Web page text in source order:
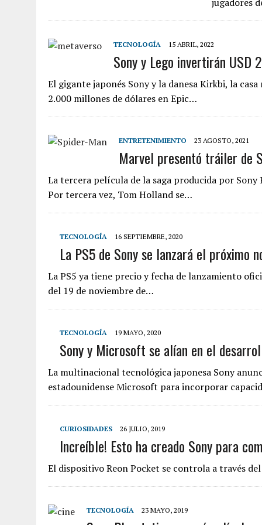
TECNOLOGÍA 15 ABRIL, 2022
Sony y Lego invertirán USD
El gigante japonés Sony y la danesa Kirkbi, la
2.000 millones de dólares en Epic…
ENTRETENIMIENTO 23 AGOSTO, 2021
Marvel presentó tráiler de
La tercera película de la saga producida por
Por tercera vez, Tom Holland se…
TECNOLOGÍA 16 SEPTIEMBRE, 2020
La PS5 de Sony se lanzará el próximo
La PS5 ya tiene precio y fecha de lanzamiento
del 19 de noviembre de…
TECNOLOGÍA 19 MAYO, 2020
Sony y Microsoft se alían en el
La multinacional tecnológica japonesa Sony
estadounidense Microsoft para incorporar
CURIOSIDADES 26 JULIO, 2019
Increíble! Esto ha creado Sony para
El dispositivo Reon Pocket se controla a través
TECNOLOGÍA 23 MAYO, 2019